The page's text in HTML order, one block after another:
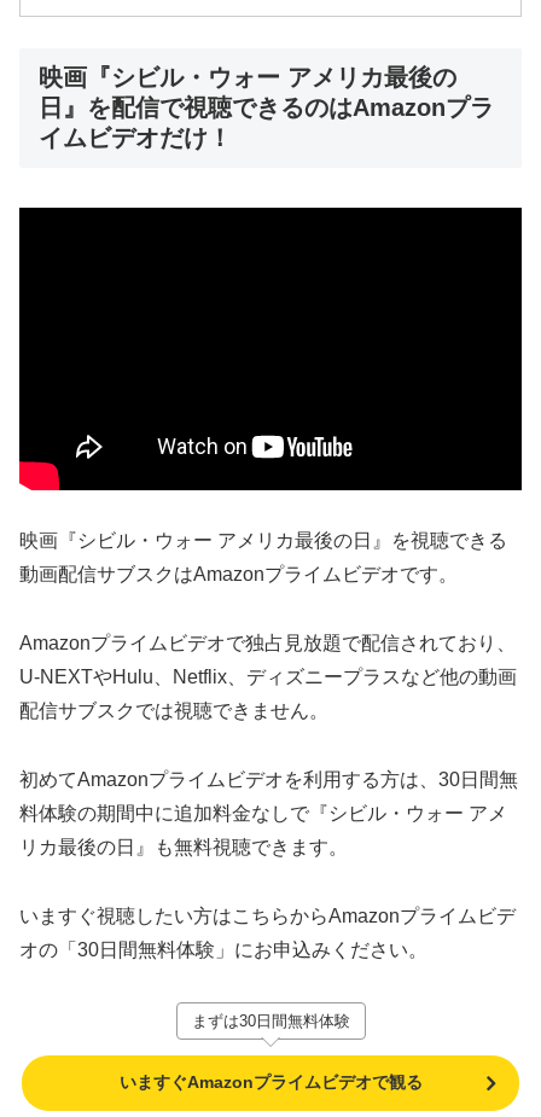
映画『シビル・ウォー アメリカ最後の
日』を配信で視聴できるのはAmazonプラ
イムビデオだけ！
映画『シビル・ウォー アメリカ最後の日』を視聴できる
動画配信サブスクはAmazonプライムビデオです。
Amazonプライムビデオで独占見放題で配信されており、
U-NEXTやHulu、Netflix、ディズニープラスなど他の動画
配信サブスクでは視聴できません。
初めてAmazonプライムビデオを利用する方は、30日間無
料体験の期間中に追加料金なしで『シビル・ウォー アメ
リカ最後の日』も無料視聴できます。
いますぐ視聴したい方はこちらからAmazonプライムビデ
オの「30日間無料体験」にお申込みください。
まずは30日間無料体験
いますぐAmazonプライムビデオで観る